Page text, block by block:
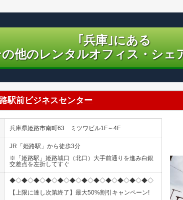
｢兵庫｣にある
他のレンタルオフィス・シェ
駅前ビジネスセンター
兵庫県姫路市南町63 ミツワビル1F～4F
JR「姫路駅」から徒歩3分
※「姫路駅」姫路城口（北口）大手前通りを進み白銀
交差点を左折してすぐ
◆◇◆◇◆◇◆◇◆◇◆◇◆◇◆◇◆◇◆◇◆◇◆◇
【上限に達し次第終了】最大50%割引キャンペーン!